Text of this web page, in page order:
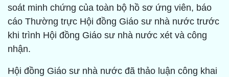
soát minh chứng của toàn bộ hồ sơ ứng viên, báo
cáo Thường trực Hội đồng Giáo sư nhà nước trước
khi trình Hội đồng Giáo sư nhà nước xét và công
nhận.
Hội đồng Giáo sư nhà nước đã thảo luận công khai